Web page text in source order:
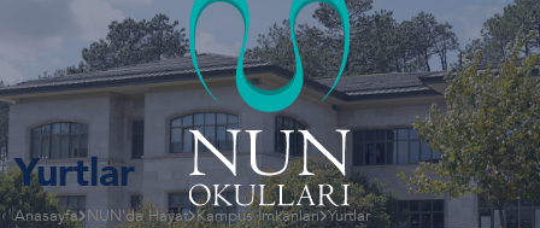
Anasayfa NUN'da Hayat Kampüs İmkanları Yurtlar
Yurtlar